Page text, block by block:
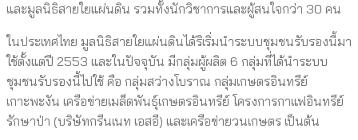
และมูลนิธิสายใยแผ่นดิน รวมทั้งนักวิชาการและผู้สนใจกว่า 30 คน
ในประเทศไทย มูลนิธิสายใยแผ่นดินได้ริเริ่มนำระบบชุมชนรับรองนี้มา
ใช้ตั้งแต่ปี 2553 และในปัจจุบัน มีกลุ่มผู้ผลิต 6 กลุ่มที่ได้นำระบบ
ชุมชนรับรองนี้ไปใช้ คือ กลุ่มสว่างโบราณ กลุ่มเกษตรอินทรีย์
เกาะพะงัน เครือข่ายเมล็ดพันธุ์เกษตรอินทรีย์ โครงการกาแฟอินทรีย์
รักษาป่า (บริษัทกรีนเนท เอสอี) และเครือข่ายวนเกษตร เป็นต้น